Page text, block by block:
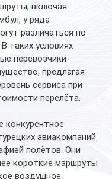
включая
у ряда
различаться по
таких условиях
перевозчики
предлагая
сервиса при
перелёта.
конкурентное
авиакомпаний
полётов. Они
короткие маршруты
воздушное